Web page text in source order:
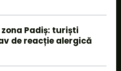
Padiș: turiști
de reacție alergică